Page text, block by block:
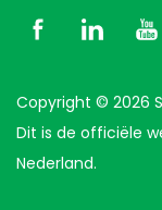
Copyright © 2026
Dit is de officiële
Nederland.